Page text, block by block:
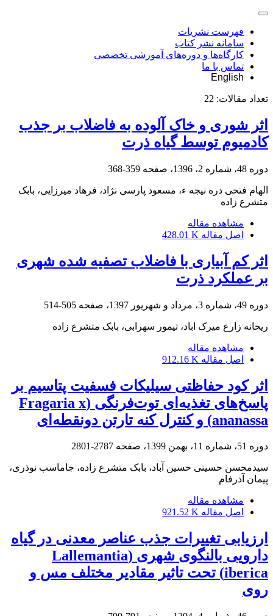
فهرست نشریات
سامانه نشر کتاب
کارگاه‌ها و دوره‌های آموزشی تخصصی
تماس با ما
English
تعداد مقالات: 22
اثر شوری و خاک آلوده به فاضلاب بر جذب
کادمیوم توسط گیاه ذرت
دوره 48، شماره 2، 1396، صفحه 359-368
الهام فتحی دره نیجه ء، مسعود پارسی نژاد، فرهاد میرزایی، بابک
متشرع زاده
مشاهده مقاله
اصل مقاله 428.01 K
اثر کم آبیاری با فاضلاب تصفیه شده شهری
بر عملکرد ذرت
دوره 49، شماره 3، مرداد و شهریور 1397، صفحه 505-514
ریحانه زارع میرک اباد، تیمور سهرابی، بابک متشرع زاده
مشاهده مقاله
اصل مقاله 912.16 K
اثر کود حفاظتی سیلیکات فسفیت پتاسیم بر
پاسخ‌های تغذیه‌ای توت‌فرنگی (Fragaria x
ananassa) و کنترل کنه تارتن دونقطه‌ای
دوره 51، شماره 11، بهمن 1399، صفحه 2787-2801
سیدمحسن حسینی حسین آباد، بابک متشرع زاده، جاماسب نوذری،
پیمان آذرفام
مشاهده مقاله
اصل مقاله 921.52 K
ارزیابی تغییرات جذب عناصر معدنی در گیاه
دارویی بالنگوی شهری (Lallemantia
iberica) تحت تاثیر مقادیر مختلف مس و
روی